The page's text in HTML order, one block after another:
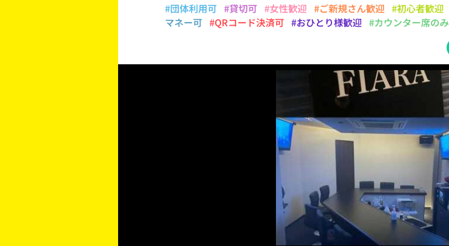
#団体利用可 #貸切可 #女性歓迎 #ご新規さん歓迎 #初心者歓迎
マネー可 #QRコード決済可 #おひとり様歓迎 #カウンター席のみ